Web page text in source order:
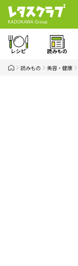
レシピ 読みもの
読みもの 美容・健康